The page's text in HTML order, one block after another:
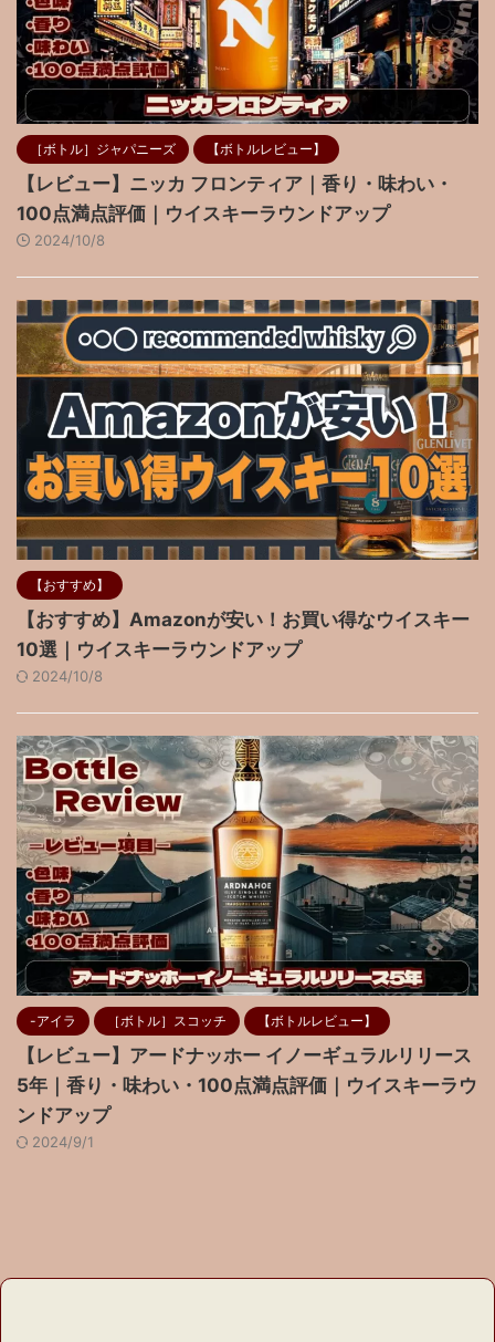
［ボトル］ジャパニーズ 【ボトルレビュー】
【レビュー】ニッカ フロンティア｜香り・味わい・
100点満点評価｜ウイスキーラウンドアップ
2024/10/8
【おすすめ】
【おすすめ】Amazonが安い！お買い得なウイスキー
10選｜ウイスキーラウンドアップ
2024/10/8
-アイラ ［ボトル］スコッチ 【ボトルレビュー】
【レビュー】アードナッホー イノーギュラルリリース
5年｜香り・味わい・100点満点評価｜ウイスキーラウ
ンドアップ
2024/9/1